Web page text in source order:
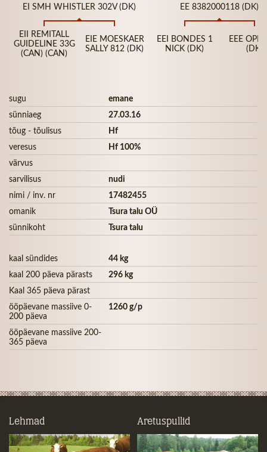
EI SMH WHISTLER 302V (DK) EE 8382000118 (DK)
EII REMITALL
GUIDELINE 33G
(CAN) (CAN)
EIE MOESKAER
SALLY 812 (DK)
EEI BONDES 1
NICK (DK)
EEE
(DK)
sugu
emane
sünniaeg
27.03.16
tõug - tõulisus
Hf
veresus
Hf 100%
värvus
sarvilisus
nudi
nimi / inv. nr
17482455
omanik
Tsura talu OÜ
sünnikoht
Tsura talu
kaal sündides
44 kg
kaal 200 päeva pärasts
296 kg
Kaal 365 päeva pärast
ööpäevane massiive 0-
200 päeva
1260 g/p
ööpäevane massiive 200-
365 päeva
Lehmad Aretuspullid